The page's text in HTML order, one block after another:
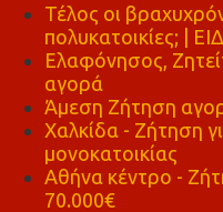
Τέλος οι
πολυκατοικίες; |
Ελαφόνησος,
αγορά
Άμεση Ζήτηση
Χαλκίδα - Ζήτηση
μονοκατοικίας
Αθήνα κέντρο -
70.000€